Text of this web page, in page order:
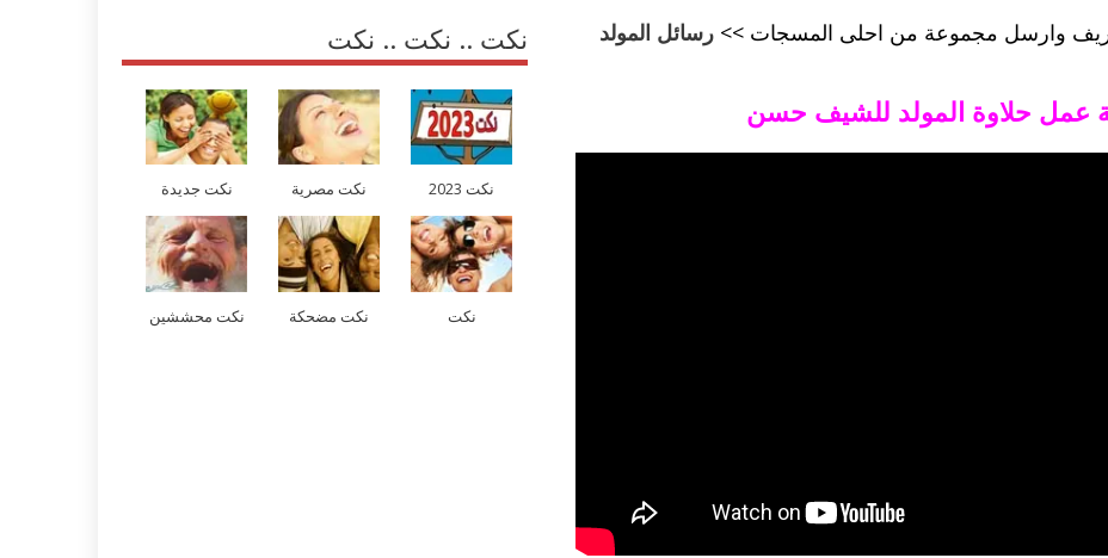
وارسل مجموعة من احلى المسجات >> رسائل المولد
عمل حلاوة المولد للشيف حسن
نكت .. نكت .. نكت
نكت 2023 نكت مصرية نكت جديدة
نكت نكت مضحكة نكت محششين